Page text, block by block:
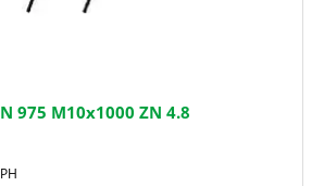
975 M10x1000 ZN 4.8